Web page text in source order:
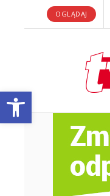
Otwórz pasek narzędzi
OGLĄDAJ